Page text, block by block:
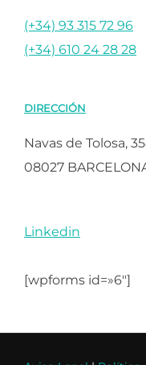
(+34) 93 315 72 96
(+34) 610 24 28 28
DIRECCIÓN
Navas de Tolosa,
08027
Linkedin
[wpforms id=»6″]